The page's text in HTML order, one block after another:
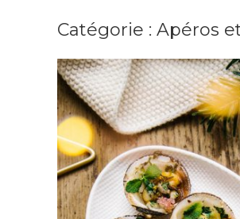
Catégorie : Apéros